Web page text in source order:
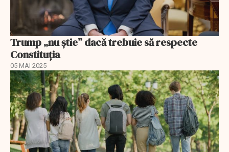
Trump „nu știe” dacă trebuie să respecte
Constituția
05 MAI 2025